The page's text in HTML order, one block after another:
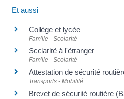
Et aussi
Collège et lycée
Famille - Scolarité
Scolarité à l'étranger
Famille - Scolarité
Attestation de sécurité
Transports - Mobilité
Brevet de sécurité routière